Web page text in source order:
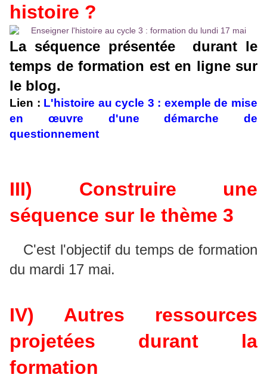
histoire ?
La séquence présentée durant le
temps de formation est en ligne sur
le blog.
Lien : L'histoire au cycle 3 : exemple de mise
en œuvre d'une démarche de
questionnement
III) Construire une
séquence sur le thème 3
C'est l'objectif du temps de formation
du mardi 17 mai.
IV) Autres ressources
projetées durant la
formation